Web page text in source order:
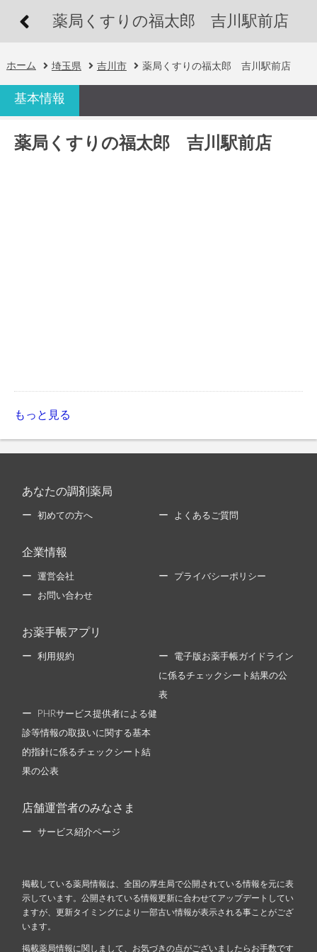
薬局くすりの福太郎 吉川駅前店
ホーム 埼玉県 吉川市 薬局くすりの福太郎 吉川駅前店
基本情報
薬局くすりの福太郎 吉川駅前店
もっと見る
あなたの調剤薬局
初めての方へ よくあるご質問
企業情報
運営会社 プライバシーポリシー
お問い合わせ
お薬手帳アプリ
利用規約 電子版お薬手帳ガイドライン
に係るチェックシート結果の公
表
PHRサービス提供者による健
診等情報の取扱いに関する基本
的指針に係るチェックシート結
果の公表
店舗運営者のみなさま
サービス紹介ページ
掲載している薬局情報は、全国の厚生局で公開されている情報を元に表
示しています。公開されている情報更新に合わせてアップデートしてい
ますが、更新タイミングにより一部古い情報が表示される事ことがござ
います。
掲載薬局情報に関しまして、お気づきの点がございましたらお手数です